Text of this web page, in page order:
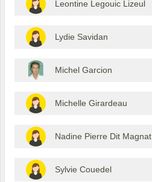
Leontine Legouic Lizeul
Lydie Savidan
Michel Garcion
Michelle Girardeau
Nadine Pierre Dit Magnat
Sylvie Couedel